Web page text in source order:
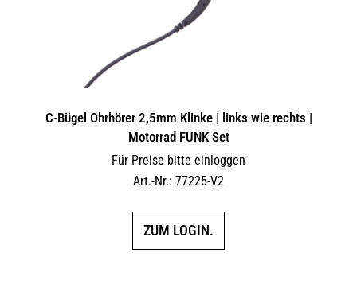
C-Bügel Ohrhörer 2,5mm Klinke | links wie rechts |
Motorrad FUNK Set
Für Preise bitte einloggen
Art.-Nr.: 77225-V2
ZUM LOGIN.